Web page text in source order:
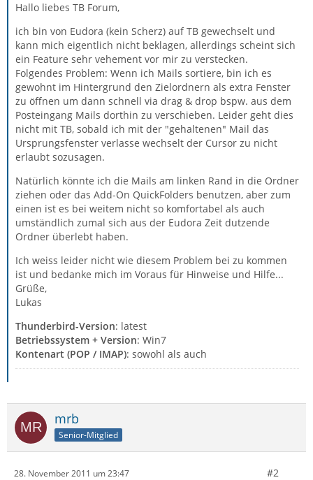
Hallo liebes TB Forum,
ich bin von Eudora (kein Scherz) auf TB gewechselt und
kann mich eigentlich nicht beklagen, allerdings scheint sich
ein Feature sehr vehement vor mir zu verstecken.
Folgendes Problem: Wenn ich Mails sortiere, bin ich es
gewohnt im Hintergrund den Zielordnern als extra Fenster
zu öffnen um dann schnell via drag & drop bspw. aus dem
Posteingang Mails dorthin zu verschieben. Leider geht dies
nicht mit TB, sobald ich mit der "gehaltenen" Mail das
Ursprungsfenster verlasse wechselt der Cursor zu nicht
erlaubt sozusagen.
Natürlich könnte ich die Mails am linken Rand in die Ordner
ziehen oder das Add-On QuickFolders benutzen, aber zum
einen ist es bei weitem nicht so komfortabel als auch
umständlich zumal sich aus der Eudora Zeit dutzende
Ordner überlebt haben.
Ich weiss leider nicht wie diesem Problem bei zu kommen
ist und bedanke mich im Voraus für Hinweise und Hilfe...
Grüße,
Lukas
Thunderbird-Version: latest
Betriebssystem + Version: Win7
Kontenart (POP / IMAP): sowohl als auch
mrb
Senior-Mitglied
28. November 2011 um 23:47 #2